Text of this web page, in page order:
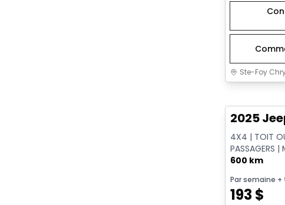
Ste-Foy
Très bonne
2025
4X4 | TOIT
PASSAGERS |
DISTANCE
600 km
Par semaine +
193$